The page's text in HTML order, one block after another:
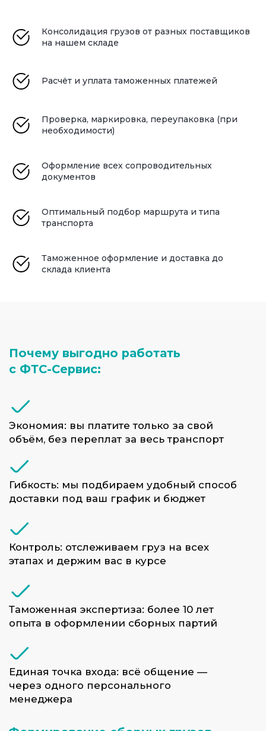
Консолидация грузов от разных поставщиков
на нашем складе
Расчёт и уплата таможенных платежей
Проверка, маркировка, переупаковка (при
необходимости)
Оформление всех сопроводительных
документов
Оптимальный подбор маршрута и типа
транспорта
Таможенное оформление и доставка до
склада клиента
отдельного транспорта
Поставок от разных
производителей
Небольших и средних партий
товаров
подходит для следующих типов
доставок и заказчиков:
через одного персонального
менеджера
опыта в оформлении сборных партий
этапах и держим вас в курсе
доставки под ваш график и бюджет
ФТС-сервис гарантирует надёжную
логистику сборных грузов с полным
время, деньги и нервы в международной